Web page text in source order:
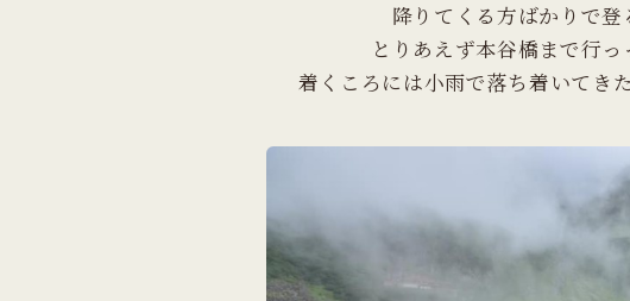
降りてくる方ばかりで登
とりあえず本谷橋まで行
着くころには小雨で落ち着いてき